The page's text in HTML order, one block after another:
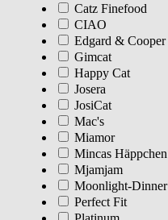
Catz Finefood
CIAO
Edgard & Cooper
Gimcat
Happy Cat
Josera
JosiCat
Mac's
Miamor
Mincas Häppchen
Mjamjam
Moonlight-Dinner
Perfect Fit